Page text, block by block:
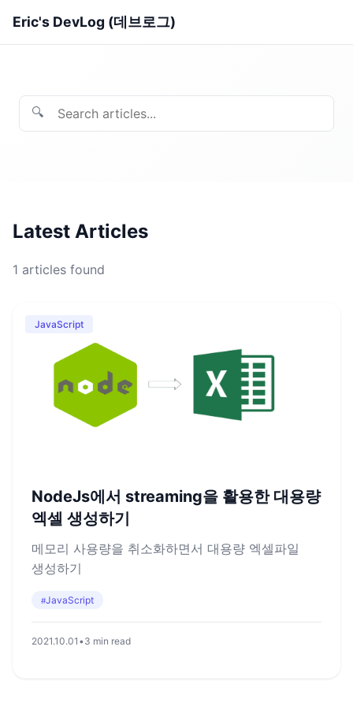
Eric's DevLog (데브로그)
🔍
Latest Articles
1 articles found
JavaScript
NodeJs에서 streaming을 활용한 대용량
엑셀 생성하기
메모리 사용량을 취소화하면서 대용량 엑셀파일
생성하기
#JavaScript
2021.10.01 •3 min read